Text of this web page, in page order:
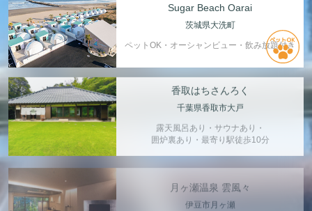
Sugar Beach Oarai
茨城県大洗町
ペットOK・オーシャンビュー・飲み放題付き
香取はちさんろく
千葉県香取市大戸
露天風呂あり・サウナあり・
囲炉裏あり・最寄り駅徒歩10分
月ヶ瀬温泉 雲風々
伊豆市月ヶ瀬